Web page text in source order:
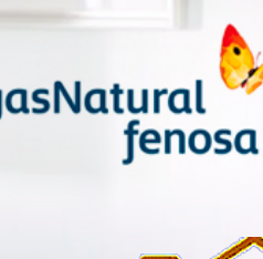
conserto de
conserto de
conserto
conserto de
conserto
conserto de
manutenção
conserto de